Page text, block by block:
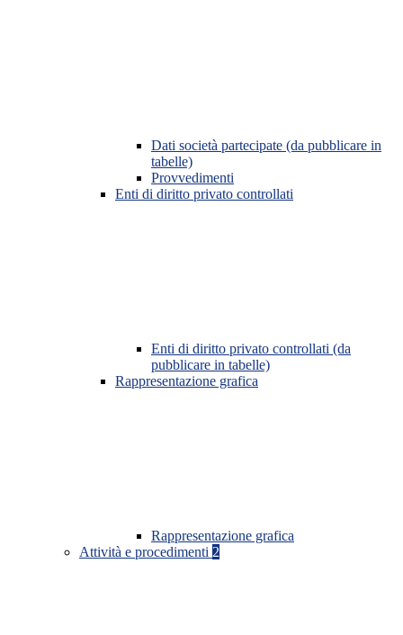
Dati società partecipate (da pubblicare in
tabelle)
Provvedimenti
Enti di diritto privato controllati
Enti di diritto privato controllati (da
pubblicare in tabelle)
Rappresentazione grafica
Rappresentazione grafica
Attività e procedimenti 2